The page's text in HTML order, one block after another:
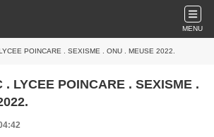
MENU
POINCARE . SEXISME . ONU . MEUSE 2022.
. MEUSE 2022.